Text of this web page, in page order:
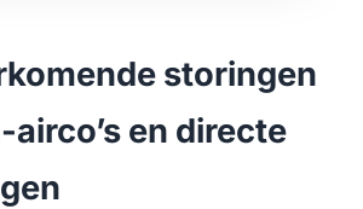
storingen
airco’s en directe